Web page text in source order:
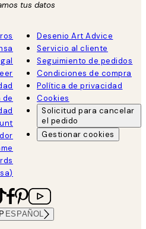
tus datos
de
Desenio Art Advice
Servicio al cliente
Seguimiento de pedidos
Condiciones de compra
Política de privacidad
Cookies
Solicitud para cancelar
el pedido
Gestionar cookies
ESPAÑOL